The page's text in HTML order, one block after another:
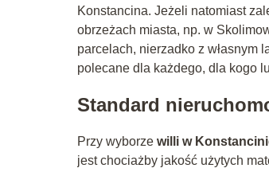
Konstancina. Jeżeli natomiast
obrzeżach miasta, np. w
parcelach, nierzadko z własnym
polecane dla każdego, dla kogo
Standard
Przy wyborze willi w
jest chociażby jakość użytych